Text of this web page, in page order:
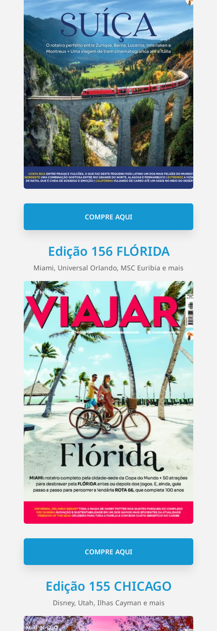
COMPRE AQUI
Edição 156 FLÓRIDA
Miami, Universal Orlando, MSC Euribia e mais
COMPRE AQUI
Edição 155 CHICAGO
Disney, Utah, Ilhas Cayman e mais